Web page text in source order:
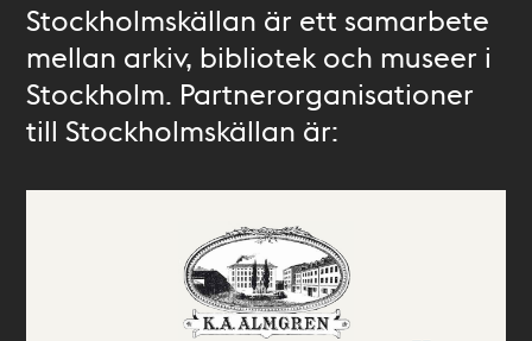
Stockholmskällan är ett samarbete
mellan arkiv, bibliotek och museer i
Stockholm. Partnerorganisationer
till Stockholmskällan är: